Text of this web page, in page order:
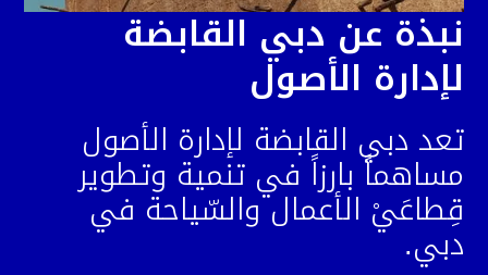
نبذة عن دبي القابضة
لإدارة الأصول
تعد دبي القابضة لإدارة الأصول
مساهماً بارزاً في تنمية وتطوير
قِطاعَيْ الأعمال والسّياحة في
دبي.